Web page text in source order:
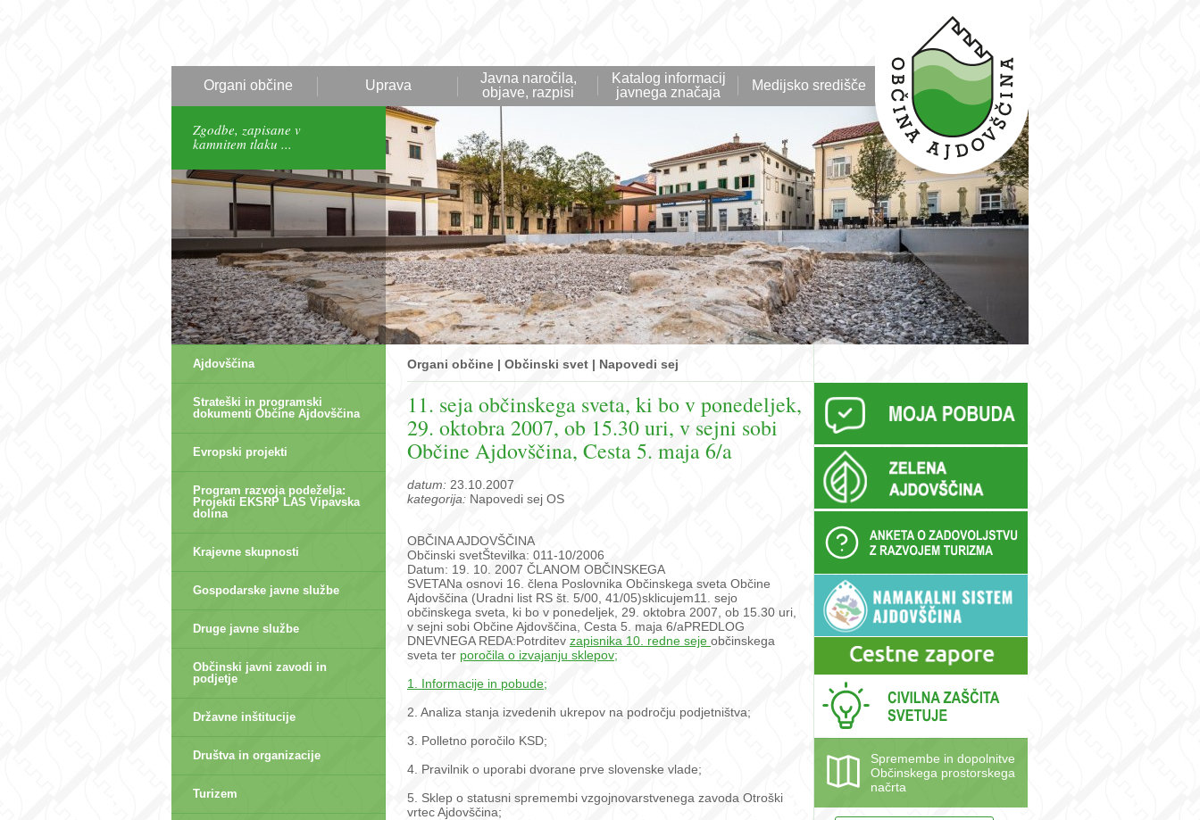
Organi občine Uprava
Javna naročila,
objave, razpisi
Katalog informacij
javnega značaja
Medijsko središče
Zgodbe, zapisane v
kamnitem tlaku ...
Ajdovščina
Strateški in programski
dokumenti Občine Ajdovščina
Evropski projekti
Program razvoja podeželja:
Projekti EKSRP LAS Vipavska
dolina
Krajevne skupnosti
Gospodarske javne službe
Druge javne službe
Občinski javni zavodi in
podjetje
Državne inštitucije
Društva in organizacije
Turizem
Organi občine | Občinski svet | Napovedi sej
11. seja občinskega sveta, ki bo v ponedeljek,
29. oktobra 2007, ob 15.30 uri, v sejni sobi
Občine Ajdovščina, Cesta 5. maja 6/a
datum: 23.10.2007
kategorija: Napovedi sej OS
OBČINA AJDOVŠČINA
Občinski svetŠtevilka: 011-10/2006
Datum: 19. 10. 2007 ČLANOM OBČINSKEGA
SVETANa osnovi 16. člena Poslovnika Občinskega sveta Občine
Ajdovščina (Uradni list RS št. 5/00, 41/05)sklicujem11. sejo
občinskega sveta, ki bo v ponedeljek, 29. oktobra 2007, ob 15.30 uri,
v sejni sobi Občine Ajdovščina, Cesta 5. maja 6/aPREDLOG
DNEVNEGA REDA:Potrditev zapisnika 10. redne seje občinskega
sveta ter poročila o izvajanju sklepov;
1. Informacije in pobude;
2. Analiza stanja izvedenih ukrepov na področju podjetništva;
3. Polletno poročilo KSD;
4. Pravilnik o uporabi dvorane prve slovenske vlade;
5. Sklep o statusni spremembi vzgojnovarstvenega zavoda Otroški
vrtec Ajdovščina;
Spremembe in dopolnitve
Občinskega prostorskega
načrta